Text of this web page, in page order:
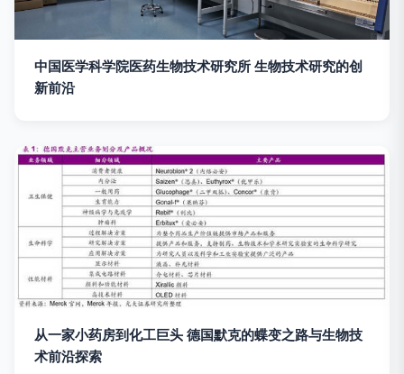
中国医学科学院医药生物技术研究所 生物技术研究的创
新前沿
从一家小药房到化工巨头 德国默克的蝶变之路与生物技
术前沿探索